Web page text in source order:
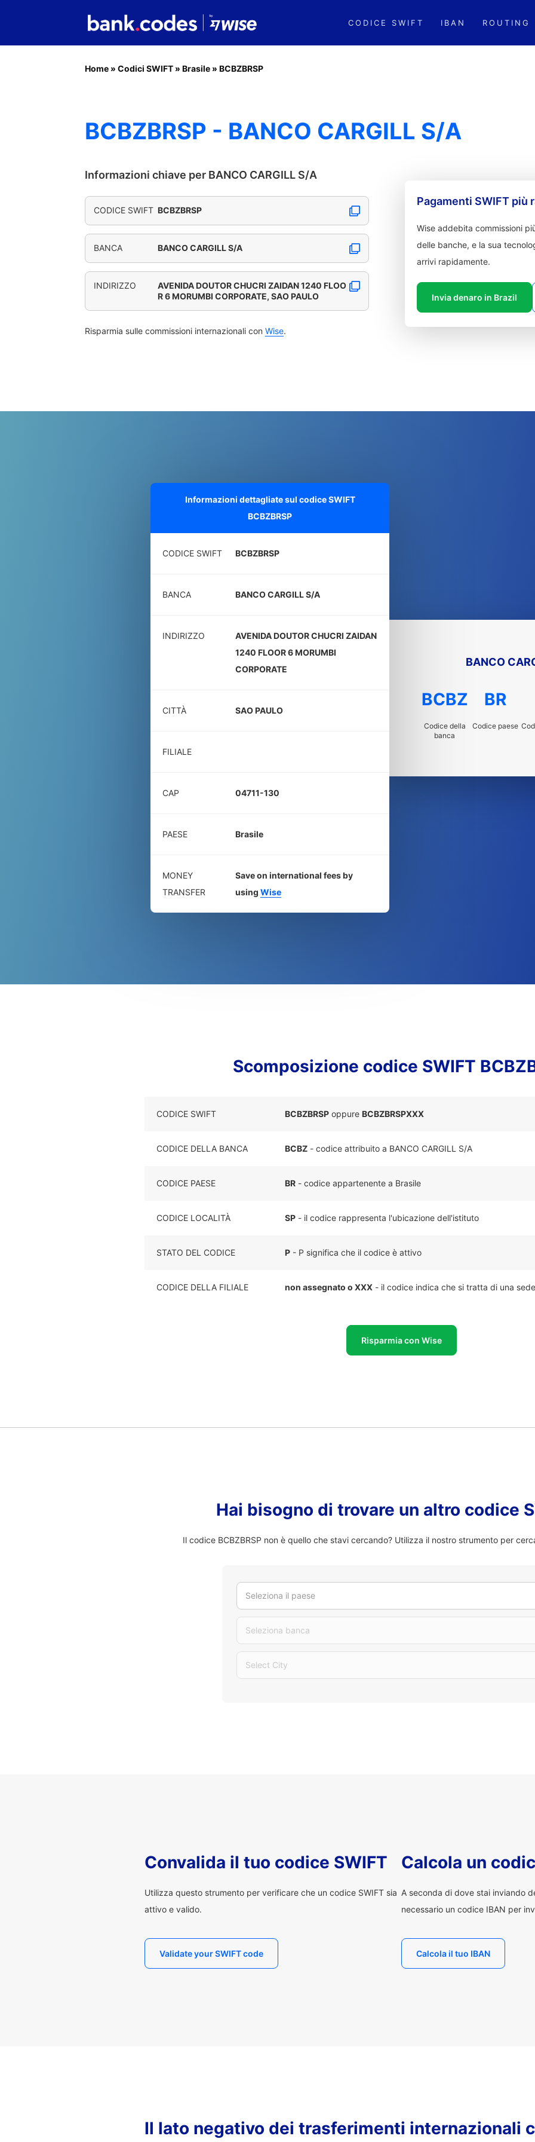
CODICE SWIFT IBAN ROUTING
Home » Codici SWIFT » Brasile » BCBZBRSP
BCBZBRSP - BANCO CARGILL S/A
Informazioni chiave per BANCO CARGILL S/A
CODICE SWIFT BCBZBRSP
BANCA BANCO CARGILL S/A
INDIRIZZO
AVENIDA DOUTOR CHUCRI ZAIDAN 1240 FLOO
R 6 MORUMBI CORPORATE, SAO PAULO
Risparmia sulle commissioni internazionali con Wise.
Pagamenti SWIFT più
Wise addebita commissioni
delle banche, e la sua
arrivi rapidamente.
Invia denaro in Brazil
Informazioni dettagliate sul codice SWIFT
BCBZBRSP
CODICE SWIFT BCBZBRSP
BANCA BANCO CARGILL S/A
INDIRIZZO
AVENIDA DOUTOR CHUCRI ZAIDAN
1240 FLOOR 6 MORUMBI
CORPORATE
CITTÀ SAO PAULO
FILIALE
CAP 04711-130
PAESE Brasile
MONEY
TRANSFER
Save on international fees by
using Wise
BANCO
BCBZ
Codice della
banca
BR
Codice paese
Scomposizione codice SWIFT
CODICE SWIFT BCBZBRSP oppure BCBZBRSPXXX
CODICE DELLA BANCA BCBZ - codice attribuito a BANCO CARGILL S/A
CODICE PAESE BR - codice appartenente a Brasile
CODICE LOCALITÀ SP - il codice rappresenta l'ubicazione dell'istituto
STATO DEL CODICE P - P significa che il codice è attivo
CODICE DELLA FILIALE non assegnato o XXX - il codice indica che si tratta di una
Risparmia con Wise
Hai bisogno di trovare un altro codice
Il codice BCBZBRSP non è quello che stavi cercando? Utilizza il nostro strumento per
Seleziona il paese
Seleziona banca
Select City
Convalida il tuo codice SWIFT
Utilizza questo strumento per verificare che un codice SWIFT sia
attivo e valido.
Validate your SWIFT code
Calcola un
A seconda di dove stai inviando
necessario un codice IBAN per
Calcola il tuo IBAN
Il lato negativo dei trasferimenti internazionali